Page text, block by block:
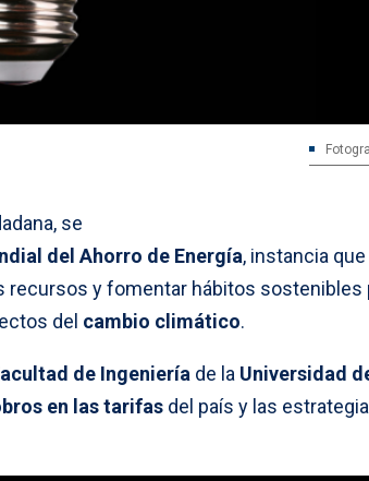
se
del Ahorro de Energía, instancia
y fomentar hábitos sostenibles
del cambio climático.
de Ingeniería de la Universidad
en las tarifas del país y las